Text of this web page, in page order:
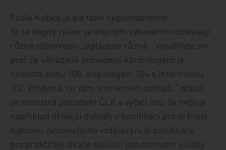
Podle Kubka je ale také nepochopitelné,
že za stejný výkon se stejným vybavením dostávají
různé odbornosti zaplaceno různě. „Vysvětlete mi,
proč za ultrazvuk provedený kardiologem je
hodnota bodu 108, angiologem 104 a internistou
102. Proboha, co vám ti internisti udělali,“ otázal
se ministra prezident ČLK a vyčetl mu, že neguje
například dřívější dohody o bonifikaci pro držitele
diplomu celoživotního vzdělávání či bonifikace
pro praktické lékaře sloužící pohotovostní služby.